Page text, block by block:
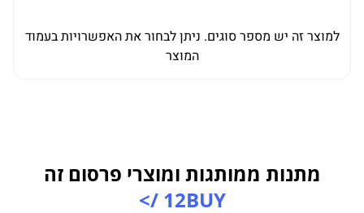
למוצר זה יש מספר סוגים. ניתן לבחור את האפשרויות בעמוד
המוצר
מתנות ממותגות ומוצרי פרסום זה
12BUY />